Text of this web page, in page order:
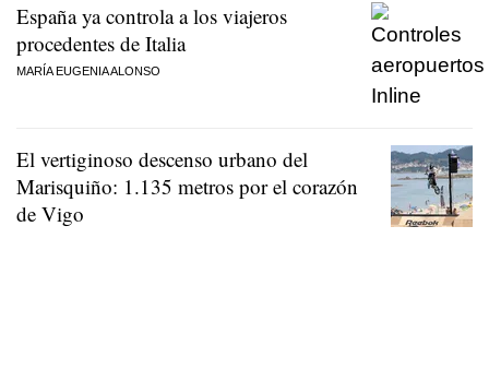
España ya controla a los viajeros
procedentes de Italia
MARÍA EUGENIA ALONSO
El vertiginoso descenso urbano del
Marisquiño: 1.135 metros por el corazón
de Vigo